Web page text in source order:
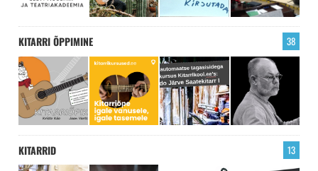
KITARRI ÕPPIMINE 38
KITARRID 13